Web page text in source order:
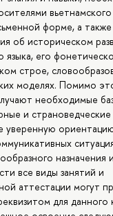
вьетнамского
форме, а также
об историческом
языка, его
строе,
моделях. Помимо
необходимые
и
уверенную
назначения
все виды занятий и
аттестации могут
для данного